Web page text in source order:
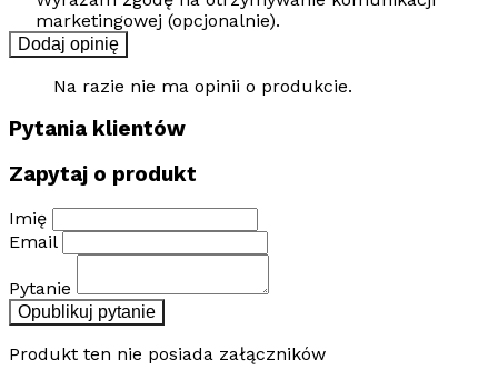
marketingowej (opcjonalnie).
Dodaj opinię
Na razie nie ma opinii o produkcie.
Pytania klientów
Zapytaj o produkt
Imię
Email
Pytanie
Opublikuj pytanie
Produkt ten nie posiada załączników